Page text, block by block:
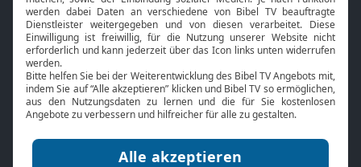
Bibel TV
Über uns
Jobs
Mediadaten
Service
Kontakt
TV-Empfang